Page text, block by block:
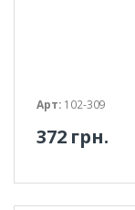
Арт: 102-309
372 грн.